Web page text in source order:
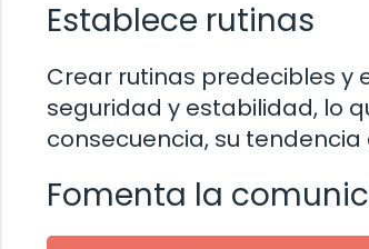
Establece rutinas
Crear rutinas predecibles y
seguridad y estabilidad, lo
consecuencia, su
Fomenta la